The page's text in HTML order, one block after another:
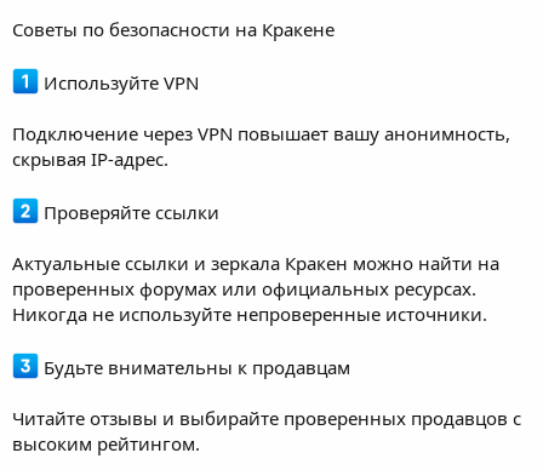
Советы по безопасности на Кракене
Используйте VPN
Подключение через VPN повышает вашу анонимность,
скрывая IP-адрес.
Проверяйте ссылки
Актуальные ссылки и зеркала Кракен можно найти на
проверенных форумах или официальных ресурсах.
Никогда не используйте непроверенные источники.
Будьте внимательны к продавцам
Читайте отзывы и выбирайте проверенных продавцов с
высоким рейтингом.